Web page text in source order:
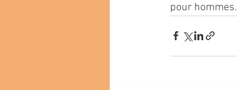
pour hommes.